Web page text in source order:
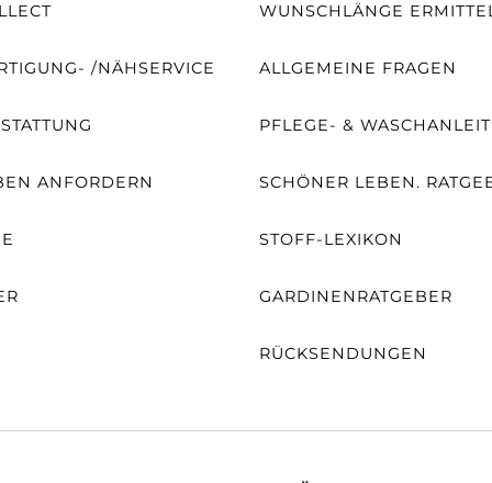
/NÄHSERVICE
ANFORDERN
WUNSCHLÄNGE
ALLGEMEINE FRAGEN
PFLEGE- &
SCHÖNER LEBEN.
STOFF-LEXIKON
GARDINENRATGEBER
RÜCKSENDUNGEN